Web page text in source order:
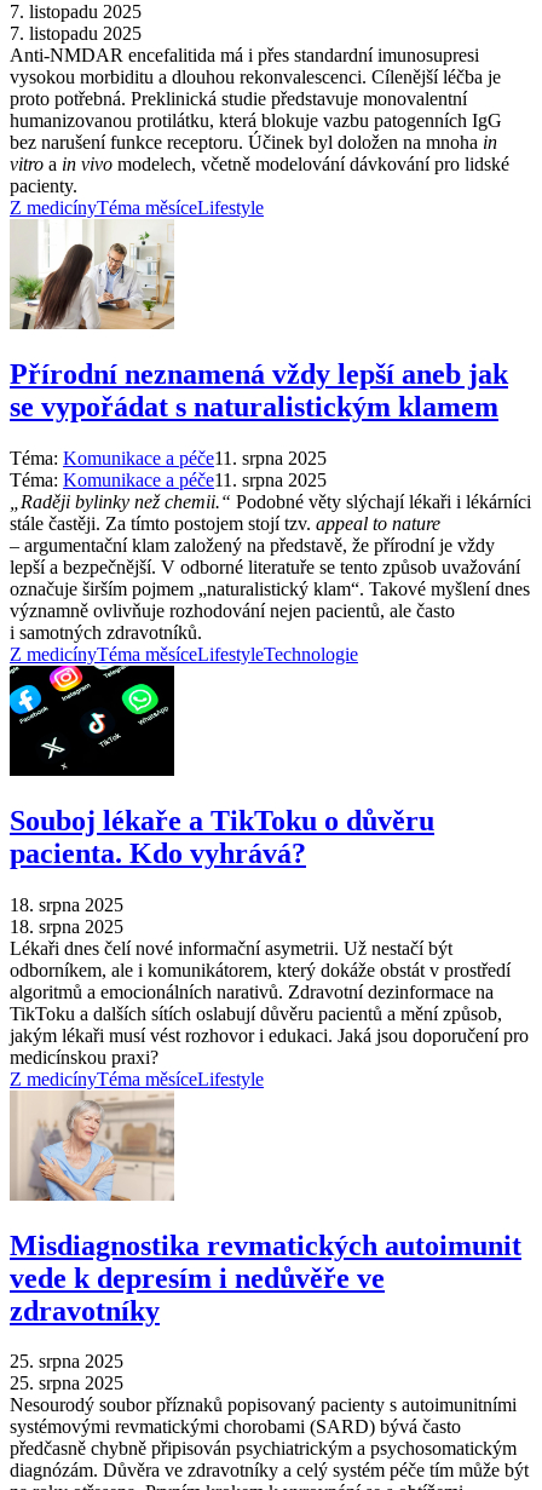
7. listopadu 2025
7. listopadu 2025
Anti-NMDAR encefalitida má i přes standardní imunosupresi
vysokou morbiditu a dlouhou rekonvalescenci. Cílenější léčba je
proto potřebná. Preklinická studie představuje monovalentní
humanizovanou protilátku, která blokuje vazbu patogenních IgG
bez narušení funkce receptoru. Účinek byl doložen na mnoha in
vitro a in vivo modelech, včetně modelování dávkování pro lidské
pacienty.
Z medicínyTéma měsíceLifestyle
Přírodní neznamená vždy lepší aneb jak
se vypořádat s naturalistickým klamem
Téma: Komunikace a péče11. srpna 2025
Téma: Komunikace a péče11. srpna 2025
„Raději bylinky než chemii.“ Podobné věty slýchají lékaři i lékárníci
stále častěji. Za tímto postojem stojí tzv. appeal to nature
–⁠ argumentační klam založený na představě, že přírodní je vždy
lepší a bezpečnější. V odborné literatuře se tento způsob uvažování
označuje širším pojmem „naturalistický klam“. Takové myšlení dnes
významně ovlivňuje rozhodování nejen pacientů, ale často
i samotných zdravotníků.
Z medicínyTéma měsíceLifestyleTechnologie
Souboj lékaře a TikToku o důvěru
pacienta. Kdo vyhrává?
18. srpna 2025
18. srpna 2025
Lékaři dnes čelí nové informační asymetrii. Už nestačí být
odborníkem, ale i komunikátorem, který dokáže obstát v prostředí
algoritmů a emocionálních narativů. Zdravotní dezinformace na
TikToku a dalších sítích oslabují důvěru pacientů a mění způsob,
jakým lékaři musí vést rozhovor i edukaci. Jaká jsou doporučení pro
medicínskou praxi?
Z medicínyTéma měsíceLifestyle
Misdiagnostika revmatických autoimunit
vede k depresím i nedůvěře ve
zdravotníky
25. srpna 2025
25. srpna 2025
Nesourodý soubor příznaků popisovaný pacienty s autoimunitními
systémovými revmatickými chorobami (SARD) bývá často
předčasně chybně připisován psychiatrickým a psychosomatickým
diagnózám. Důvěra ve zdravotníky a celý systém péče tím může být